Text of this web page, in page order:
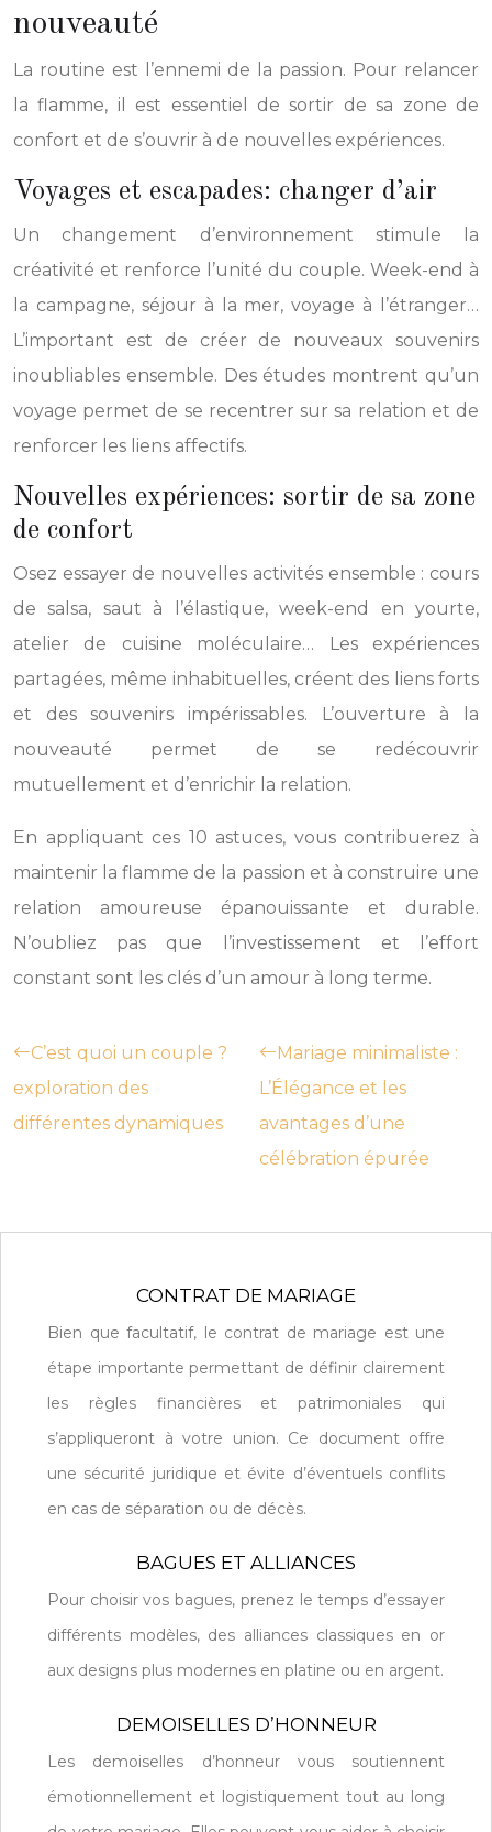
nouveauté
La routine est l’ennemi de la passion. Pour relancer
la flamme, il est essentiel de sortir de sa zone de
confort et de s’ouvrir à de nouvelles expériences.
Voyages et escapades: changer d’air
Un changement d’environnement stimule la
créativité et renforce l’unité du couple. Week-end à
la campagne, séjour à la mer, voyage à l’étranger…
L’important est de créer de nouveaux souvenirs
inoubliables ensemble. Des études montrent qu’un
voyage permet de se recentrer sur sa relation et de
renforcer les liens affectifs.
Nouvelles expériences: sortir de sa zone
de confort
Osez essayer de nouvelles activités ensemble : cours
de salsa, saut à l’élastique, week-end en yourte,
atelier de cuisine moléculaire… Les expériences
partagées, même inhabituelles, créent des liens forts
et des souvenirs impérissables. L’ouverture à la
nouveauté permet de se redécouvrir
mutuellement et d’enrichir la relation.
En appliquant ces 10 astuces, vous contribuerez à
maintenir la flamme de la passion et à construire une
relation amoureuse épanouissante et durable.
N’oubliez pas que l’investissement et l’effort
constant sont les clés d’un amour à long terme.
C’est quoi un couple ?
exploration des
différentes dynamiques
Mariage minimaliste :
L’Élégance et les
avantages d’une
célébration épurée
CONTRAT DE MARIAGE
Bien que facultatif, le contrat de mariage est une
étape importante permettant de définir clairement
les règles financières et patrimoniales qui
s’appliqueront à votre union. Ce document offre
une sécurité juridique et évite d’éventuels conflits
en cas de séparation ou de décès.
BAGUES ET ALLIANCES
Pour choisir vos bagues, prenez le temps d’essayer
différents modèles, des alliances classiques en or
aux designs plus modernes en platine ou en argent.
DEMOISELLES D’HONNEUR
Les demoiselles d’honneur vous soutiennent
émotionnellement et logistiquement tout au long